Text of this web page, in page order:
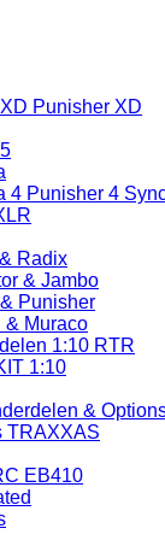
Punisher XD
4 Punisher 4
Radix
& Jambo
Punisher
& Muraco
1:10 RTR
1:10
&
TRAXXAS
EB410